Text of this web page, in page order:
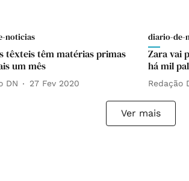
noticias
têxteis têm matérias primas
um mês
DN 27 Fev 2020
diario-de-
Zara vai
há mil
Redação
Ver mais